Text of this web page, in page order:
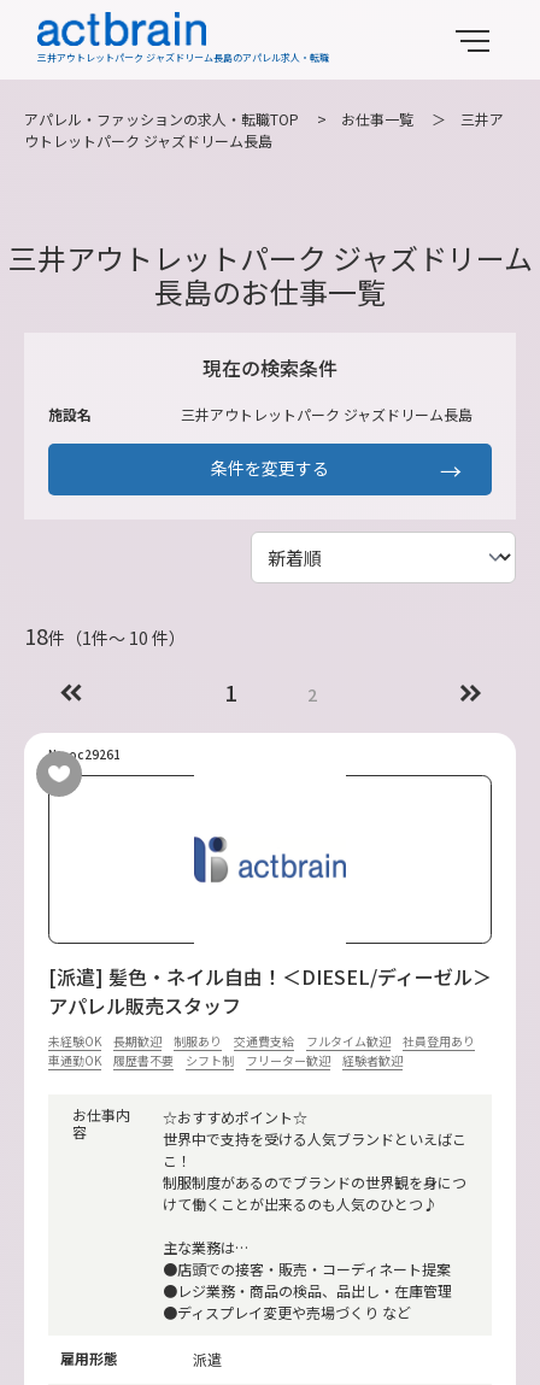
三井アウトレットパーク ジャズドリーム長島のアパレル求人・転職
アパレル・ファッションの求人・転職TOP > お仕事一覧 ＞ 三井ア
ウトレットパーク ジャズドリーム長島
三井アウトレットパーク ジャズドリーム
長島のお仕事一覧
現在の検索条件
施設名 三井アウトレットパーク ジャズドリーム長島
条件を変更する
18件（1件〜 10 件）
1 2
No.oc29261
[派遣] 髪色・ネイル自由！＜DIESEL/ディーゼル＞
アパレル販売スタッフ
未経験OK 長期歓迎 制服あり 交通費支給 フルタイム歓迎
社員登用あり
車通勤OK
履歴書不要 シフト制 フリーター歓迎 経験者歓迎
お仕事内
容
☆おすすめポイント☆
世界中で支持を受ける人気ブランドといえばこ
こ！
制服制度があるのでブランドの世界観を身につ
けて働くことが出来るのも人気のひとつ♪
主な業務は…
●店頭での接客・販売・コーディネート提案
●レジ業務・商品の検品、品出し・在庫管理
●ディスプレイ変更や売場づくり など
雇用形態 派遣